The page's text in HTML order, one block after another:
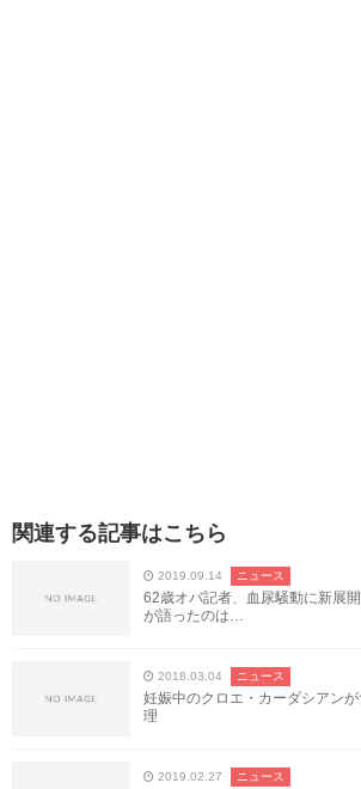
関連する記事はこちら
2019.09.14 ニュース
62歳オバ記者、血尿騒動に新展
が語ったのは…
2018.03.04 ニュース
妊娠中のクロエ・カーダシアン
理
2019.02.27 ニュース